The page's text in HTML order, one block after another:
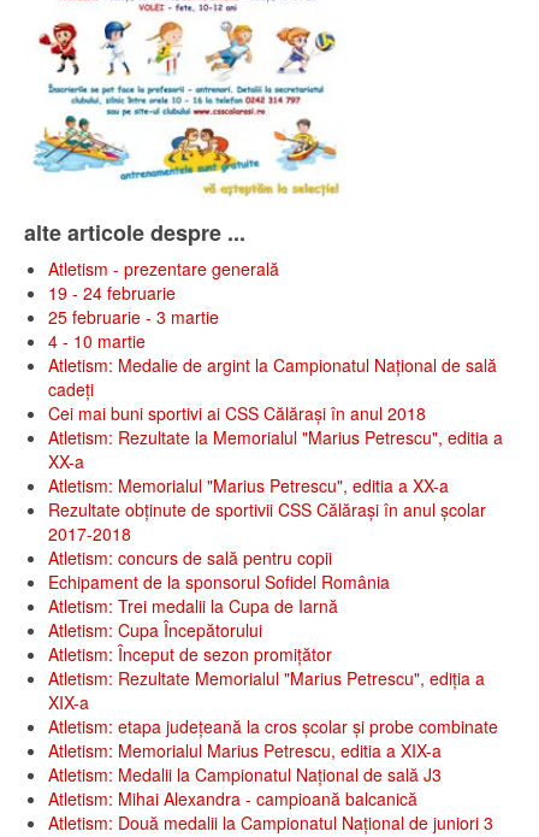
alte articole despre ...
Atletism - prezentare generală
19 - 24 februarie
25 februarie - 3 martie
4 - 10 martie
Atletism: Medalie de argint la Campionatul Național de sală
cadeți
Cei mai buni sportivi ai CSS Călărași în anul 2018
Atletism: Rezultate la Memorialul "Marius Petrescu", editia a
XX-a
Atletism: Memorialul "Marius Petrescu", editia a XX-a
Rezultate obținute de sportivii CSS Călărași în anul școlar
2017-2018
Atletism: concurs de sală pentru copii
Echipament de la sponsorul Sofidel România
Atletism: Trei medalii la Cupa de Iarnă
Atletism: Cupa Începătorului
Atletism: Început de sezon promițător
Atletism: Rezultate Memorialul "Marius Petrescu", ediția a
XIX-a
Atletism: etapa județeană la cros școlar și probe combinate
Atletism: Memorialul Marius Petrescu, editia a XIX-a
Atletism: Medalii la Campionatul Național de sală J3
Atletism: Mihai Alexandra - campioană balcanică
Atletism: Două medalii la Campionatul Național de juniori 3